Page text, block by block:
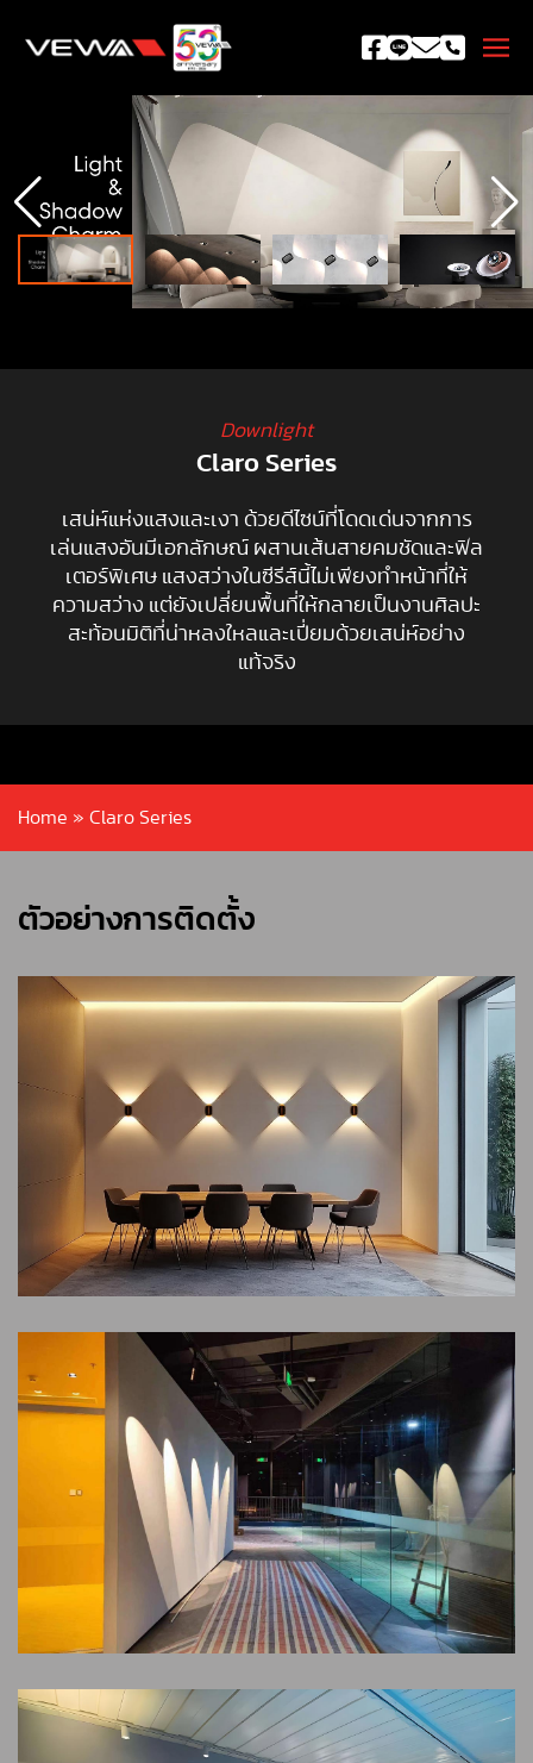
Downlight
Claro Series
เสน่ห์แห่งแสงและเงา ด้วยดีไซน์ที่โดดเด่นจากการ
เล่นแสงอันมีเอกลักษณ์ ผสานเส้นสายคมชัดและฟิล
เตอร์พิเศษ แสงสว่างในซีรีส์นี้ไม่เพียงทำหน้าที่ให้
ความสว่าง แต่ยังเปลี่ยนพื้นที่ให้กลายเป็นงานศิลปะ
สะท้อนมิติที่น่าหลงใหลและเปี่ยมด้วยเสน่ห์อย่าง
แท้จริง
Home » Claro Series
ตัวอย่างการติดตั้ง